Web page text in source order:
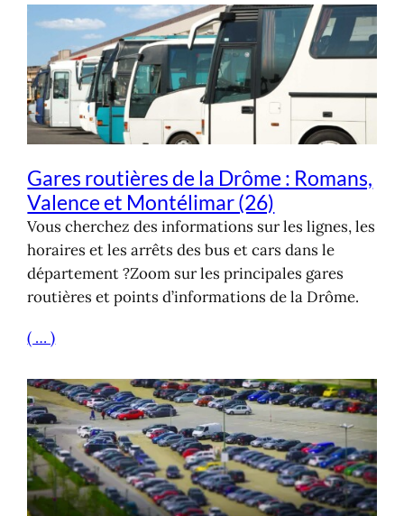
Gares routières de la Drôme : Romans,
Valence et Montélimar (26)
Vous cherchez des informations sur les lignes, les
horaires et les arrêts des bus et cars dans le
département ?Zoom sur les principales gares
routières et points d’informations de la Drôme.
( … )